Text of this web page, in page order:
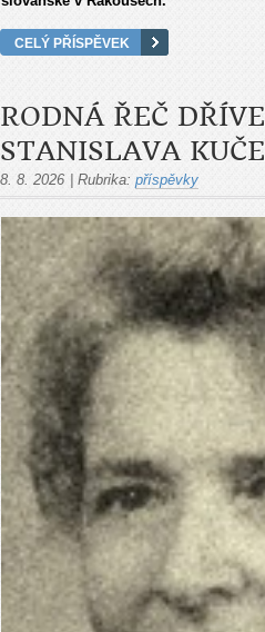
CELÝ PŘÍSPĚVEK
RODNÁ ŘEČ
STANISLAVA
8. 8. 2026 Rubrika: příspěvky